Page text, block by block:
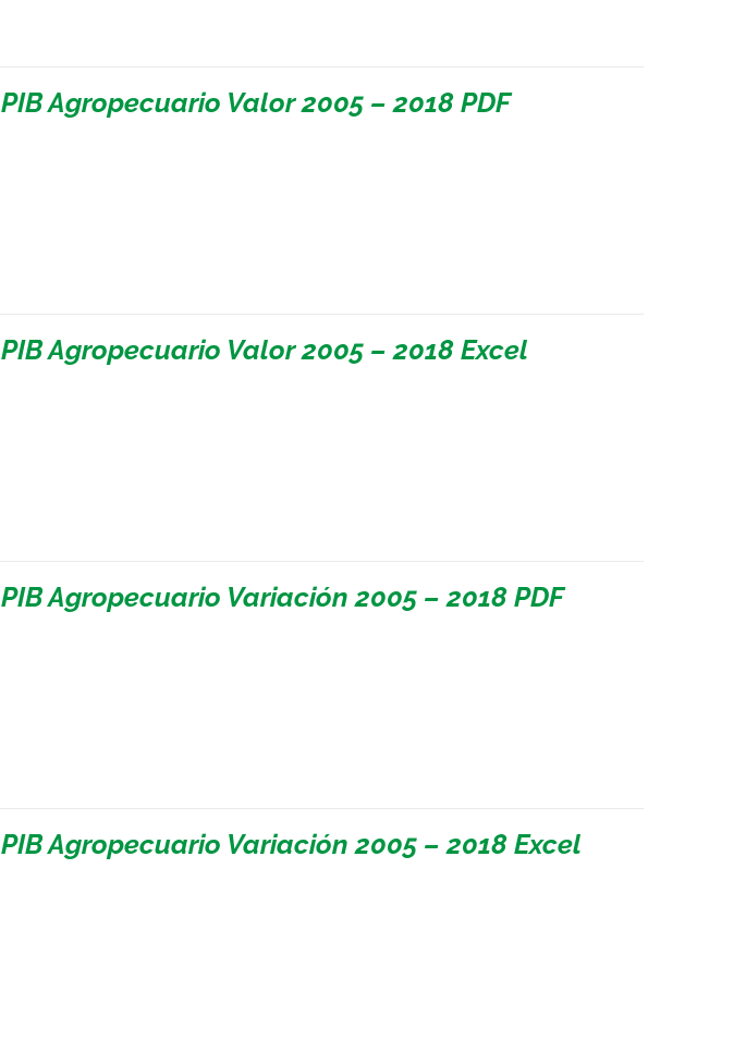
PIB Agropecuario Valor 2005 – 2018 PDF
PIB Agropecuario Valor 2005 – 2018 Excel
PIB Agropecuario Variación 2005 – 2018 PDF
PIB Agropecuario Variación 2005 – 2018 Excel